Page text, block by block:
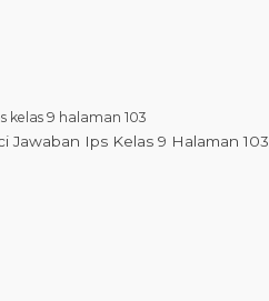
kelas 9 halaman 103
Ips Kelas 9 Halaman 103